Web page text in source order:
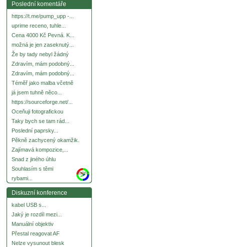
Poslední komentáře
https://t.me/pump_upp -...
uprime receno, tuhle...
Cena 4000 Kč Pevná. K...
možná je jen zaseknutý...
Že by tady nebyl žádný
Zdravím, mám podobný...
Zdravím, mám podobný...
Téměř jako malba včetně
já jsem tuhně něco...
https://sourceforge.net/...
Oceňuji fotografickou
Taky bych se tam rád...
Poslední paprsky...
Pěkně zachycený okamžik.
Zajímavá kompozice,...
Snad z jiného úhlu
Souhlasím s těmi
rybami...
more
Diskuzní konference
kabel USB s...
Jaký je rozdíl mezi...
Manuální objektiv
Přestal reagovat AF
Nelze vysunout blesk